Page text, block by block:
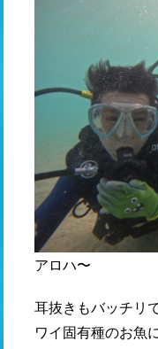
アロハ〜
耳抜きもバッチリ
ワイ固有種のお魚